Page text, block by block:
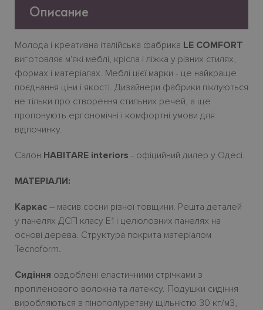
Описание
Молода і креативна італійська фабрика LE COMFORT
виготовляє м'які меблі, крісла і ліжка у різних стилях,
формах і матеріалах. Меблі цієї марки - це найкраще
поєднання ціни і якості. Дизайнери фабрики піклуються
не тільки про створення стильних речей, а ще
пропонують ергономічнi і комфортнi умови для
відпочинку.
Салон HABITARE interiors - офіцийний дилер у Одесі.
МАТЕРІАЛИ:
Каркас – масив сосни різної товщини. Решта деталей
у панелях ДСП класу Е1 і целюлозних панелях на
основі дерева. Структура покрита матеріалом
Tecnoform.
Сидіння оздоблені еластичними стрічками з
пропіленового волокна та латексу. Подушки сидіння
виробляються з пінополіуретану щільністю 30 кг/м3,